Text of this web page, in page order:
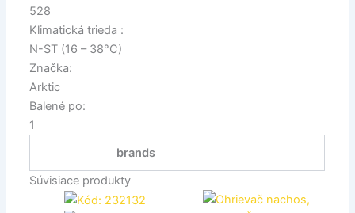
528
Klimatická trieda :
N-ST (16 – 38°C)
Značka:
Arktic
Balené po:
1
brands
Súvisiace produkty